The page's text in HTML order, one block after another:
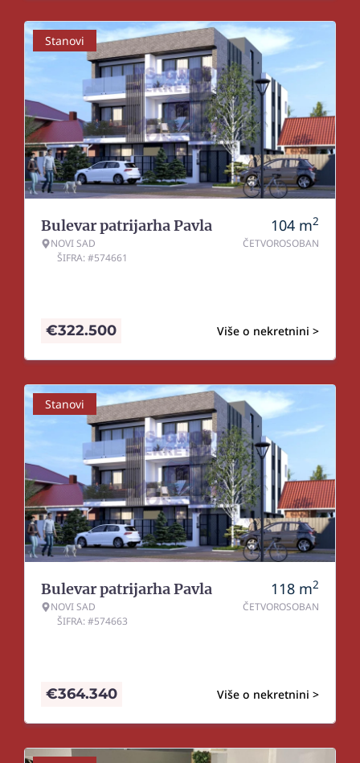
Stanovi
Bulevar patrijarha Pavla
NOVI SAD
ŠIFRA: #574661
104 m2
ČETVOROSOBAN
Više o nekretnini >
€322.500
Stanovi
Bulevar patrijarha Pavla
NOVI SAD
ŠIFRA: #574663
118 m2
ČETVOROSOBAN
Više o nekretnini >
€364.340